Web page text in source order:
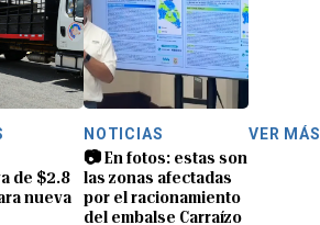
de $2.8
nueva
NOTICIAS
📷 En fotos: estas son
las zonas afectadas
por el racionamiento
del embalse Carraízo
VER MÁS